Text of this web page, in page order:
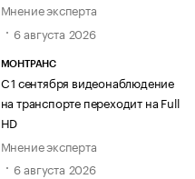
Мнение эксперта
6 августа 2026
МОНТРАНС
С 1 сентября видеонаблюдение
на транспорте переходит на Full
HD
Мнение эксперта
6 августа 2026